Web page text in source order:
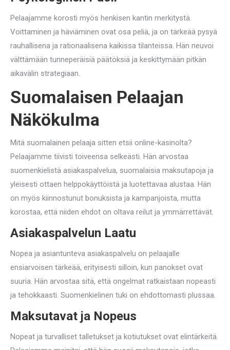
Pelaajamme korosti myös henkisen kantin merkitystä.
Voittaminen ja häviäminen ovat osa peliä, ja on tärkeää pysyä
rauhallisena ja rationaalisena kaikissa tilanteissa. Hän neuvoi
välttämään tunneperäisiä päätöksiä ja keskittymään pitkän
aikavälin strategiaan.
Suomalaisen Pelaajan
Näkökulma
Mitä suomalainen pelaaja sitten etsii online-kasinolta?
Pelaajamme tiivisti toiveensa selkeästi. Hän arvostaa
suomenkielistä asiakaspalvelua, suomalaisia maksutapoja ja
yleisesti ottaen helppokäyttöistä ja luotettavaa alustaa. Hän
on myös kiinnostunut bonuksista ja kampanjoista, mutta
korostaa, että niiden ehdot on oltava reilut ja ymmärrettävät.
Asiakaspalvelun Laatu
Nopea ja asiantunteva asiakaspalvelu on pelaajalle
ensiarvoisen tärkeää, erityisesti silloin, kun panokset ovat
suuria. Hän arvostaa sitä, että ongelmat ratkaistaan nopeasti
ja tehokkaasti. Suomenkielinen tuki on ehdottomasti plussaa.
Maksutavat ja Nopeus
Nopeat ja turvalliset talletukset ja kotiutukset ovat elintärkeitä.